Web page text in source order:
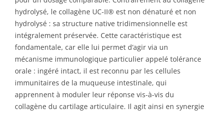
hydrolysé, le collagène UC-II® est non dénaturé et non
hydrolysé : sa structure native tridimensionnelle est
intégralement préservée. Cette caractéristique est
fondamentale, car elle lui permet d’agir via un
mécanisme immunologique particulier appelé tolérance
orale : ingéré intact, il est reconnu par les cellules
immunitaires de la muqueuse intestinale, qui
apprennent à moduler leur réponse vis-à-vis du
collagène du cartilage articulaire. Il agit ainsi en synergie